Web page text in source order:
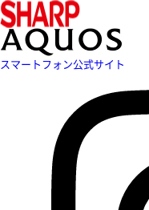
スマートフォン公式サイト